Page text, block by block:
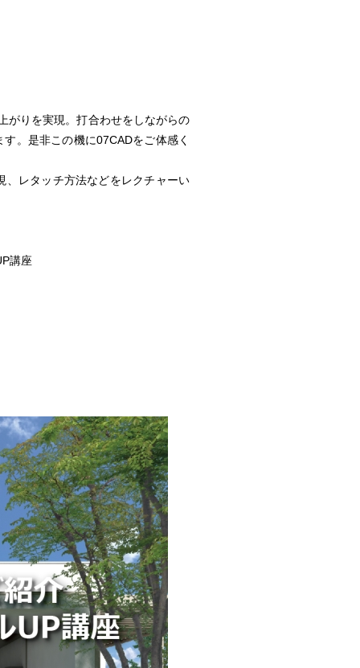
がりを実現。打合わせをしながらの
。是非この機に07CADをご体感く
、レタッチ方法などをレクチャーい
講座